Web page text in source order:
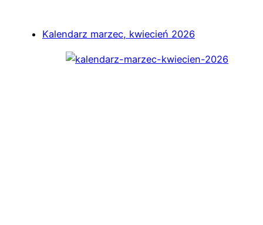
Kalendarz marzec, kwiecień 2026